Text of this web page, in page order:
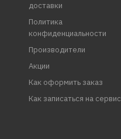
доставки
Политика
конфиденциальности
Производители
Акции
Как оформить заказ
Как записаться на сервис